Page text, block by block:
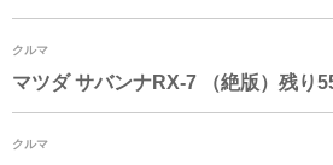
クルマ
マツダ サバンナRX-7 （絶版）残り
クルマ